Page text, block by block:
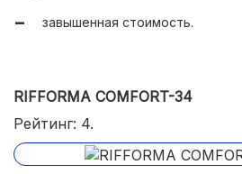
завышенная стоимость.
RIFFORMA COMFORT-34
Рейтинг: 4.